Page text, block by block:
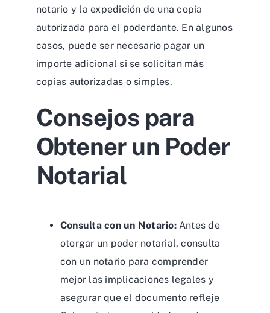
notario y la expedición de una copia
autorizada para el poderdante. En algunos
casos, puede ser necesario pagar un
importe adicional si se solicitan más
copias autorizadas o simples.
Consejos para
Obtener un Poder
Notarial
Consulta con un Notario:Antes de
otorgar un poder notarial, consulta
con un notario para comprender
mejor las implicaciones legales y
asegurar que el documento refleje